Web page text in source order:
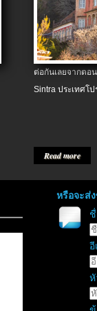
ต่อกันเลยจากต
Sintra ประเทศโป
Read more
หรือจะส่
อี
หั